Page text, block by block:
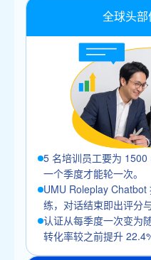
全球头
5 名培训员工要为
一个季度才能轮一次。
UMU Roleplay
练，对话结束即出评分与
认证从每季度一次变为
转化率较之前提升